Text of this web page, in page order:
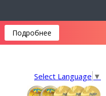
Подробнее
Select Language ▼